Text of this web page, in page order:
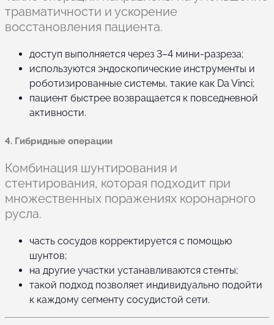
травматичности и ускорение
восстановления пациента.
доступ выполняется через 3–4 мини-разреза;
используются эндоскопические инструменты и
роботизированные системы, такие как Da Vinci;
пациент быстрее возвращается к повседневной
активности.
4. Гибридные операции
Комбинация шунтирования и
стентирования, которая подходит при
множественных поражениях коронарного
русла.
часть сосудов корректируется с помощью
шунтов;
на другие участки устанавливаются стенты;
такой подход позволяет индивидуально подойти
к каждому сегменту сосудистой сети.